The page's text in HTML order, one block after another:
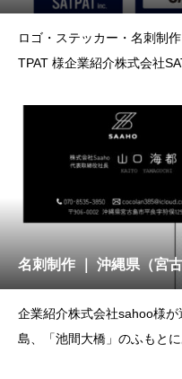
ロゴ・ステッカー・名刺制
TPAT 様企業紹介株式会社
名刺制作 ｜ 沖縄県（宮
企業紹介株式会社sahoo様
島、「池間大橋」のふもと